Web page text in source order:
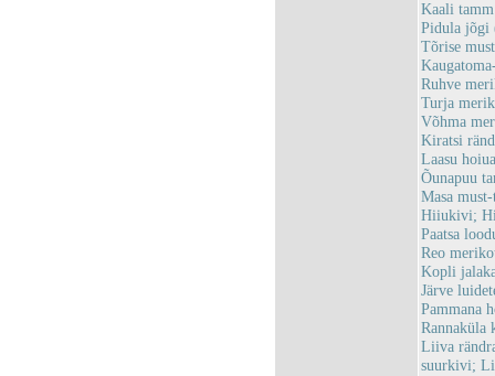
Kaali
Pidula jõgi
Tõrise
Ruhve
Turja
Võhma
Kiratsi
Laasu
Õunapuu
Masa
Hiiukivi;
Paatsa
Reo
Kopli
Järve
Pammana
Rannaküla
Liiva
suurkivi;